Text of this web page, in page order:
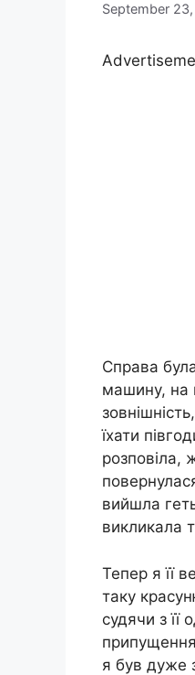
September
Справа
машину, на
їхати
розповіла,
вийшла
викликала
Тепер я її
таку
судячи з її
я був дуже